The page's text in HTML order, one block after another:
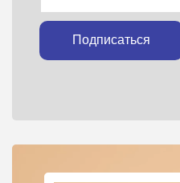
Подписаться